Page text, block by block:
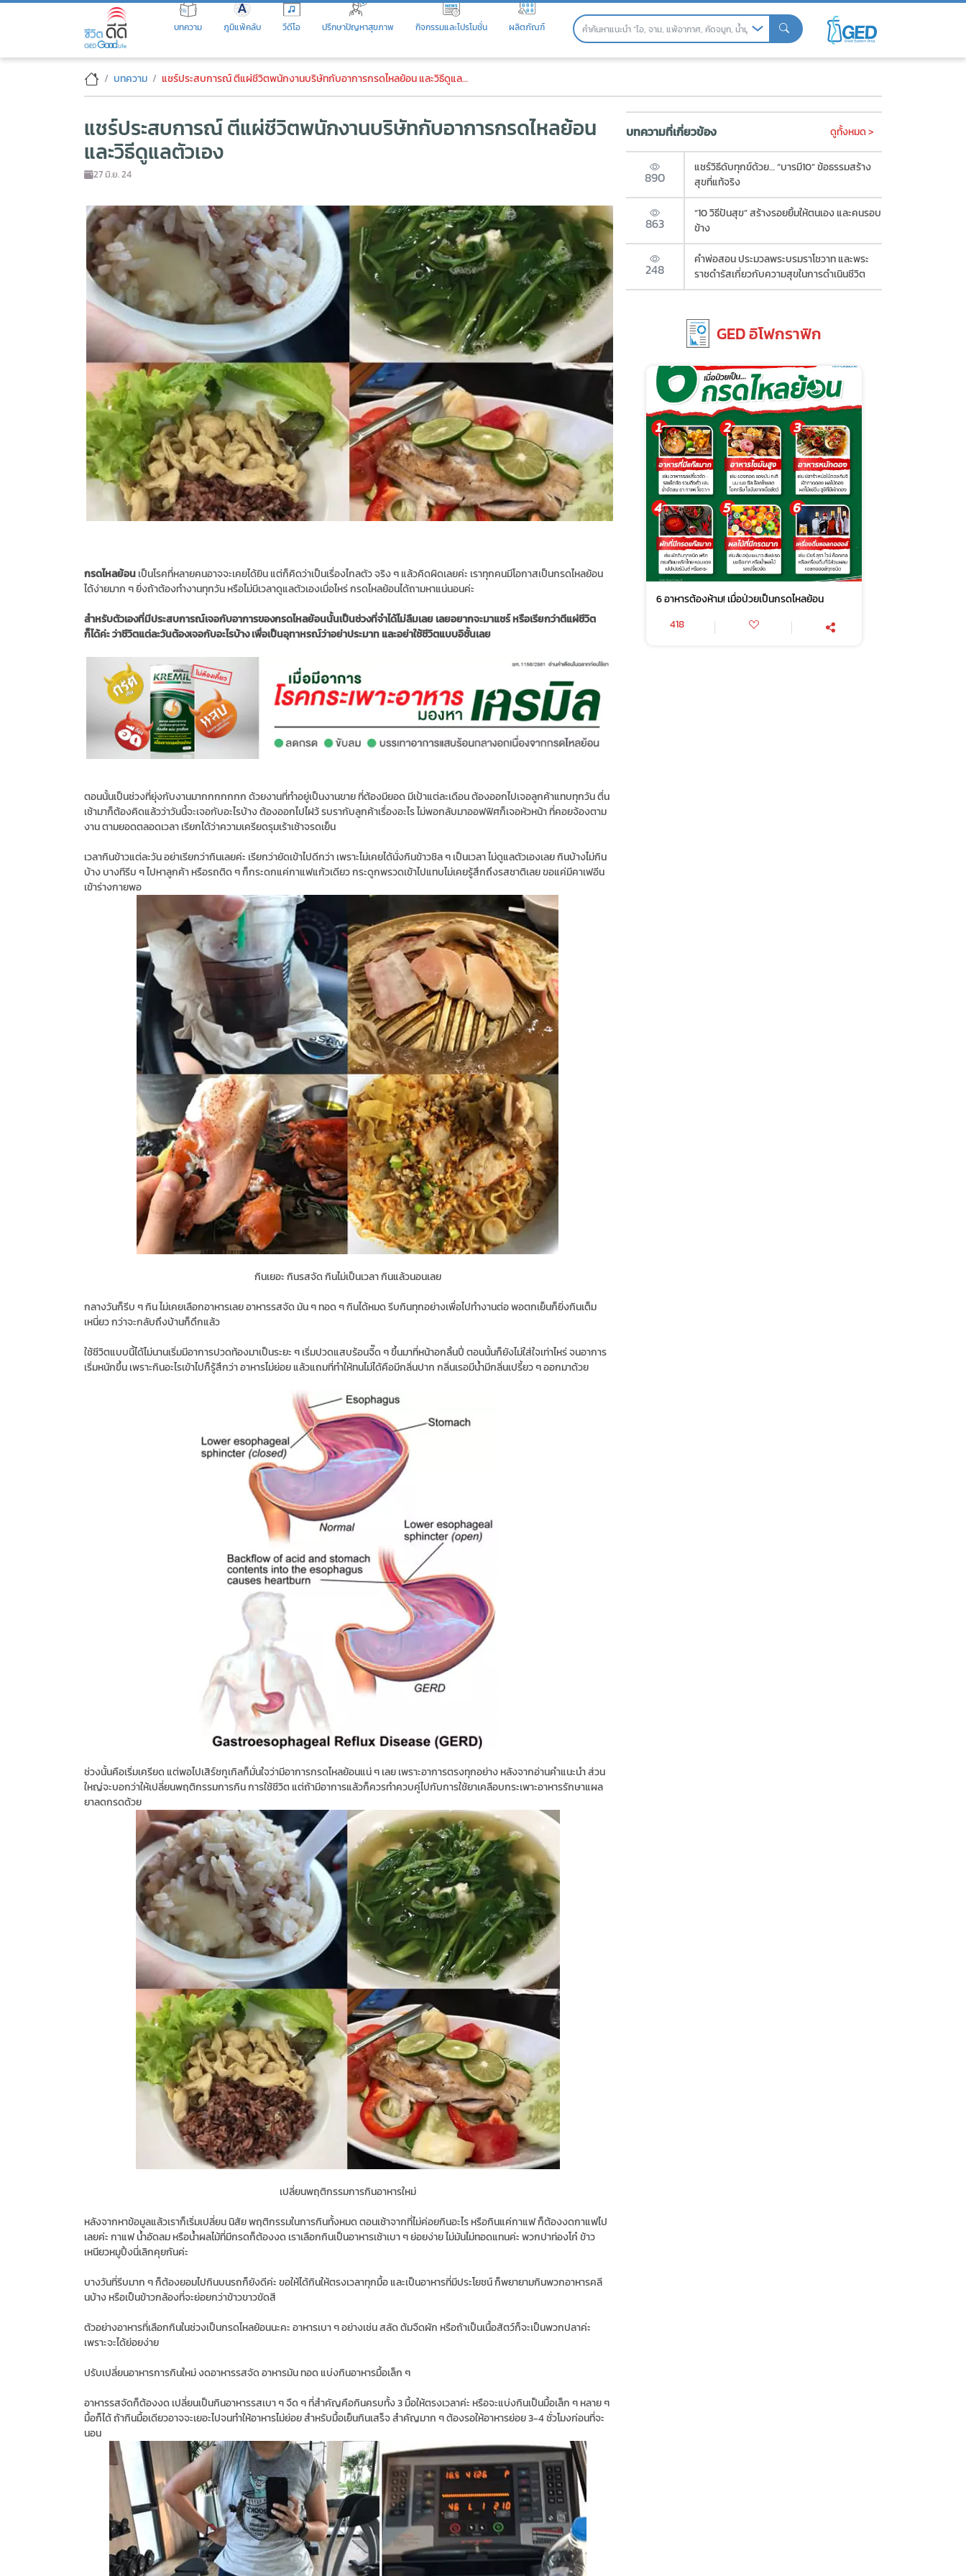
Skip
บทความ ภูมิแพ้คลับ วีดีโอ ปรึกษาปัญหาสุขภาพ กิจกรรมและโปรโมชั่น ผลิตภัณฑ์
แชร์ประสบการณ์ ตีแผ่ชีวิตพนักงานบริษัทกับอาการกรดไหลย้อน และวิธีดูแลตัวเอง
บทความ แชร์ประสบการณ์ ตีแผ่ชีวิตพนักงานบริษัทกับอาการกรดไหลย้อน และวิธีดูแลตัวเอง
แชร์ประสบการณ์ ตีแผ่ชีวิตพนักงานบริษัทกับอาการกรดไหลย้อน
และวิธีดูแลตัวเอง
27 มิ.ย. 24
กรดไหลย้อน เป็นโรคที่หลายคนอาจจะเคยได้ยิน แต่ก็คิดว่าเป็นเรื่องไกลตัว จริง ๆ แล้วคิดผิดเลยค่ะ เราทุกคนมีโอกาสเป็นกรดไหลย้อน
ได้ง่ายมาก ๆ ยิ่งถ้าต้องทำงานทุกวัน หรือไม่มีเวลาดูแลตัวเองเมื่อไหร่ กรดไหลย้อนได้ถามหาแน่นอนค่ะ
สำหรับตัวเองที่มีประสบการณ์เจอกับอาการของกรดไหลย้อนนั้นเป็นช่วงที่จำได้ไม่ลืมเลย เลยอยากจะมาแชร์ หรือเรียกว่าตีแผ่ชีวิต
ก็ได้ค่ะ ว่าชีวิตแต่ละวันต้องเจอกับอะไรบ้าง เพื่อเป็นอุทาหรณ์ว่าอย่าประมาท และอย่าใช้ชีวิตแบบอิชั้นเลย
ตอนนั้นเป็นช่วงที่ยุ่งกับงานมากกกกกกก ด้วยงานที่ทำอยู่เป็นงานขาย ที่ต้องมียอด มีเป้าแต่ละเดือน ต้องออกไปเจอลูกค้าแทบทุกวัน ตื่น
เช้ามาก็ต้องคิดแล้วว่าวันนี้จะเจอกับอะไรบ้าง ต้องออกไปไฝว้ รบรากับลูกค้าเรื่องอะไร ไม่พอกลับมาออฟฟิศก็เจอหัวหน้า ที่คอยจ้องตาม
งาน ตามยอดตลอดเวลา เรียกได้ว่าความเครียดรุมเร้าเช้าจรดเย็น
เวลากินข้าวแต่ละวัน อย่าเรียกว่ากินเลยค่ะ เรียกว่ายัดเข้าไปดีกว่า เพราะไม่เคยได้นั่งกินข้าวชิล ๆ เป็นเวลา ไม่ดูแลตัวเองเลย กินบ้างไม่กิน
บ้าง บางทีรีบ ๆ ไปหาลูกค้า หรือรถติด ๆ ก็กระดกแค่กาแฟแก้วเดียว กระดูกพรวดเข้าไปแทบไม่เคยรู้สึกถึงรสชาติเลย ขอแค่มีคาเฟอีน
เข้าร่างกายพอ
กินเยอะ กินรสจัด กินไม่เป็นเวลา กินแล้วนอนเลย
กลางวันก็รีบ ๆ กิน ไม่เคยเลือกอาหารเลย อาหารรสจัด มัน ๆ ทอด ๆ กินได้หมด รีบกินทุกอย่างเพื่อไปทำงานต่อ พอตกเย็นก็ยิ่งกินเต็ม
เหนี่ยว กว่าจะกลับถึงบ้านก็ดึกแล้ว
ใช้ชีวิตแบบนี้ได้ไม่นานเริ่มมีอาการปวดท้องมาเป็นระยะ ๆ เริ่มปวดแสบร้อนจี๊ด ๆ ขึ้นมาที่หน้าอกลิ้นปี่ ตอนนั้นก็ยังไม่ใส่ใจเท่าไหร่ จนอาการ
เริ่มหนักขึ้น เพราะกินอะไรเข้าไปก็รู้สึกว่า อาหารไม่ย่อย แล้วแถมที่ทำให้ทนไม่ได้คือมีกลิ่นปาก กลิ่นเรอมีน้ำมีกลิ่นเปรี้ยว ๆ ออกมาด้วย
ช่วงนั้นคือเริ่มเครียด แต่พอไปเสิร์ชกูเกิลก็มั่นใจว่ามีอาการกรดไหลย้อนแน่ ๆ เลย เพราะอาการตรงทุกอย่าง หลังจากอ่านคำแนะนำ ส่วน
ใหญ่จะบอกว่าให้เปลี่ยนพฤติกรรมการกิน การใช้ชีวิต แต่ถ้ามีอาการแล้วก็ควรทำควบคู่ไปกับการใช้ยาเคลือบกระเพาะอาหารรักษาแผล
ยาลดกรดด้วย
เปลี่ยนพฤติกรรมการกินอาหารใหม่
หลังจากหาข้อมูลแล้วเราก็เริ่มเปลี่ยน นิสัย พฤติกรรมในการกินทั้งหมด ตอนเช้าจากที่ไม่ค่อยกินอะไร หรือกินแค่กาแฟ ก็ต้องงดกาแฟไป
เลยค่ะ กาแฟ น้ำอัดลม หรือน้ำผลไม้ที่มีกรดก็ต้องงด เราเลือกกินเป็นอาหารเช้าเบา ๆ ย่อยง่าย ไม่มันไม่ทอดแทนค่ะ พวกปาท่องโก๋ ข้าว
เหนียวหมูปิ้งนี่เลิกคุยกันค่ะ
บางวันที่รีบมาก ๆ ก็ต้องยอมไปกินบนรถก็ยังดีค่ะ ขอให้ได้กินให้ตรงเวลาทุกมื้อ และเป็นอาหารที่มีประโยชน์ ก็พยายามกินพวกอาหารคลี
นบ้าง หรือเป็นข้าวกล้องที่จะย่อยกว่าข้าวขาวขัดสี
ตัวอย่างอาหารที่เลือกกินในช่วงเป็นกรดไหลย้อนนะคะ อาหารเบา ๆ อย่างเช่น สลัด ต้มจืดผัก หรือถ้าเป็นเนื้อสัตว์ก็จะเป็นพวกปลาค่ะ
เพราะจะได้ย่อยง่าย
ปรับเปลี่ยนอาหารการกินใหม่ งดอาหารรสจัด อาหารมัน ทอด แบ่งกินอาหารมื้อเล็ก ๆ
อาหารรสจัดก็ต้องงด เปลี่ยนเป็นกินอาหารรสเบา ๆ จืด ๆ ที่สำคัญคือกินครบทั้ง 3 มื้อให้ตรงเวลาค่ะ หรือจะแบ่งกินเป็นมื้อเล็ก ๆ หลาย ๆ
มื้อก็ได้ ถ้ากินมื้อเดียวอาจจะเยอะไปจนทำให้อาหารไม่ย่อย สำหรับมื้อเย็นกินเสร็จ สำคัญมาก ๆ ต้องรอให้อาหารย่อย 3-4 ชั่วโมงก่อนที่จะ
นอน
บทความที่เกี่ยวข้อง ดูทั้งหมด >
890
แชร์วิธีดับทุกข์ด้วย… “บารมี10” ข้อธรรมสร้าง
สุขที่แท้จริง
863
“10 วิธีปันสุข” สร้างรอยยิ้มให้ตนเอง และคนรอบ
ข้าง
248
คำพ่อสอน ประมวลพระบรมราโชวาท และพระ
ราชดำรัสเกี่ยวกับความสุขในการดำเนินชีวิต
GED อิโฟกราฟิก
6 อาหารต้องห้าม! เมื่อป่วยเป็นกรดไหลย้อน
418